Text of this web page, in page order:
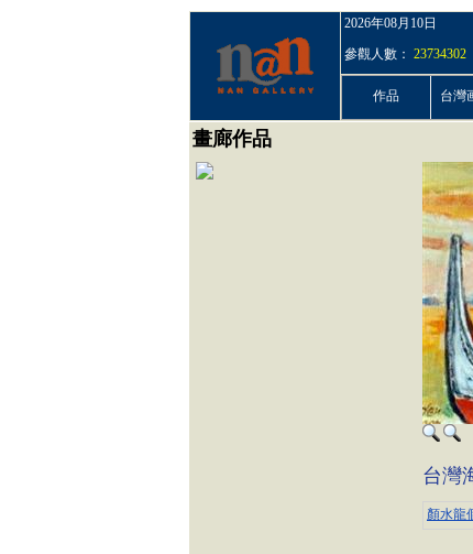
2026年08月10日
參觀人數： 23734302
作品 台灣
畫廊作品
台灣
顏水龍